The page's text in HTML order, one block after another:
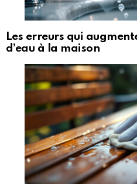
Les erreurs qui
d’eau à la maison